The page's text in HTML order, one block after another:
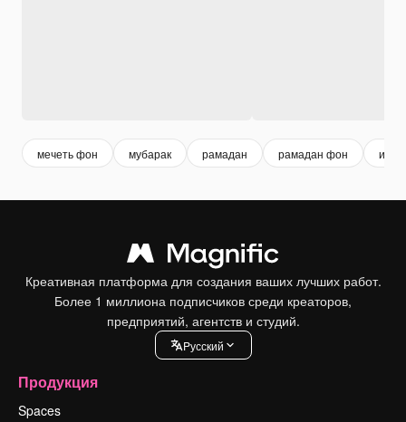
мечеть фон мубарак рамадан рамадан фон
Креативная платформа для создания ваших лучших работ.
Более 1 миллиона подписчиков среди креаторов,
предприятий, агентств и студий.
Pусский
Продукция
Spaces